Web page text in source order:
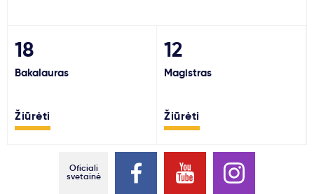
Paslaugos
18
Bakalauras
Žiūrėti
12
Magistras
Žiūrėti
Oficiali
svetainė